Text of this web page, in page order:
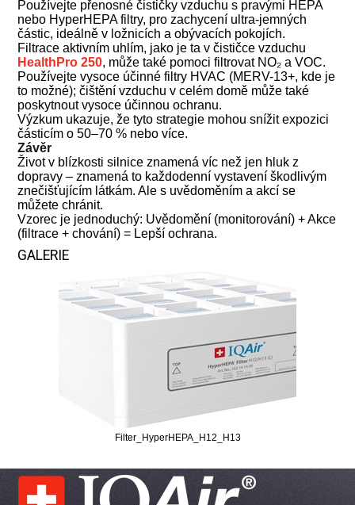
Používejte přenosné čističky vzduchu s pravými HEPA
nebo HyperHEPA filtry, pro zachycení ultra-jemných
částic, ideálně v ložnicích a obývacích pokojích.
Filtrace aktivním uhlím, jako je ta v čističce vzduchu
HealthPro 250, může také pomoci filtrovat NO₂ a VOC.
Používejte vysoce účinné filtry HVAC (MERV-13+, kde je
to možné); čištění vzduchu v celém domě může také
poskytnout vysoce účinnou ochranu.
Výzkum ukazuje, že tyto strategie mohou snížit expozici
částicím o 50–70 % nebo více.
Závěr
Život v blízkosti silnice znamená víc než jen hluk z
dopravy – znamená to každodenní vystavení škodlivým
znečišťujícím látkám. Ale s uvědoměním a akcí se
můžete chránit.
Vzorec je jednoduchý: Uvědomění (monitorování) + Akce
(filtrace + chování) = Lepší ochrana.
GALERIE
Filter_HyperHEPA_H12_H13